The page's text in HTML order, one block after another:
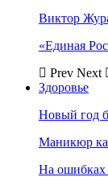
Виктор
«Единая
Prev Next
Здоровье
Новый год
Маникюр
На ошибках